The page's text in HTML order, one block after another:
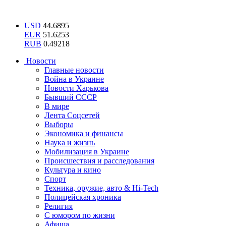
USD 44.6895
EUR 51.6253
RUB 0.49218
Новости
Главные новости
Война в Украине
Новости Харькова
Бывший СССР
В мире
Лента Соцсетей
Выборы
Экономика и финансы
Наука и жизнь
Мобилизация в Украине
Происшествия и расследования
Культура и кино
Спорт
Техника, оружие, авто & Hi-Tech
Полицейская хроника
Религия
С юмором по жизни
Афиша